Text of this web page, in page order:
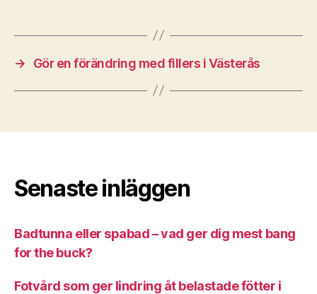
→ Gör en förändring med fillers i Västerås
Senaste inläggen
Badtunna eller spabad – vad ger dig mest bang
for the buck?
Fotvård som ger lindring åt belastade fötter i